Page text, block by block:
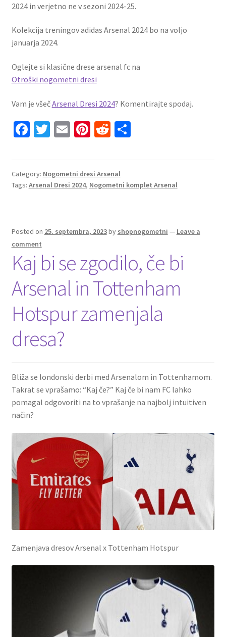
2024 in verjetno ne v sezoni 2024-25.
Kolekcija treningov adidas Arsenal 2024 bo na voljo
januarja 2024.
Oglejte si klasične drese arsenal fc na
Otroški nogometni dresi
Vam je všečArsenal Dresi 2024? Komentirajte spodaj.
Fa
o
o
T
er
E
l
Pi
es
t
R
di
t
S
Category: Nogometni dresi Arsenal
Tags: Arsenal Dresi 2024, Nogometni komplet Arsenal
Posted on 25. septembra, 2023by shopnogometni — Leave a
comment
Kaj bi se zgodilo, če bi
Arsenal in Tottenham
Hotspur zamenjala
dresa?
Bliža se londonski derbi med Arsenalom in Tottenhamom.
Takrat se vprašamo: “Kaj če?” Kaj če bi nam FC lahko
pomagal odgovoriti na to vprašanje na najbolj intuitiven
način?
Zamenjava dresov Arsenal x Tottenham Hotspur